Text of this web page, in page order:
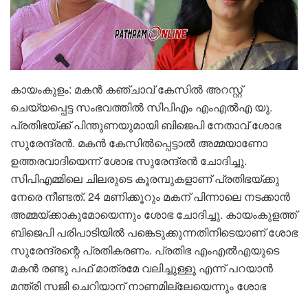
കായംകുളം: മകൻ കഞ്ചാവ് കേസിൽ അറസ്റ്റ്
ചെയ്യപ്പെട്ട സംഭവത്തിൽ സിപിഎം എംഎൽഎ യു.
പ്രതിഭയ്‌ക്ക് പിന്തുണയുമായി ബിജെപി നേതാവ് ശോഭ
സുരേന്ദ്രൻ. മകൻ കേസിൽപ്പെട്ടാൽ അമ്മയാണോ
ഉത്തരവാദിയെന്ന് ശോഭ സുരേന്ദ്രൻ ചോദിച്ചു.
സിപിഎമ്മിലെ ചിലരുടെ കൂരമ്പുകളാണ് പ്രതിഭയ്ക്കു
നേരെ നീണ്ടത്. 24 മണിക്കൂറും മകന് പിന്നാലെ നടക്കാൻ
അമ്മയ്ക്കാകുമോയെന്നും ശോഭ ചോദിച്ചു. കായംകുളത്ത്
ബിജെപി പരിപാടിയിൽ പങ്കെടുക്കുന്നതിനിടെയാണ് ശോഭ
സുരേന്ദ്രന്റെ പ്രതികരണം. പ്രതിഭ എംഎൽഎയുടെ
മകൻ രണ്ടു പഫ് മാത്രമേ വലിച്ചുള്ളൂ എന്ന് പറയാൻ
മന്ത്രി സജി ചെറിയാന് നാണമില്ലേയെന്നും ശോഭ